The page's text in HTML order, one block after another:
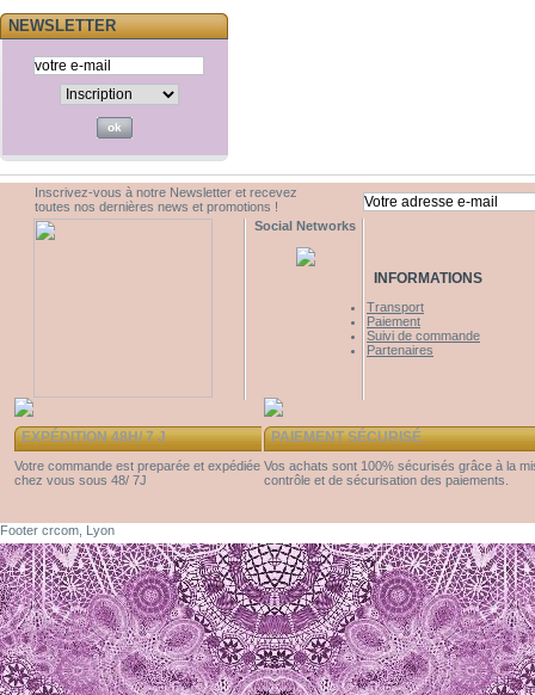
NEWSLETTER
Inscrivez-vous à notre Newsletter et recevez
toutes nos dernières news et promotions !
Social Networks
INFORMATIONS
Transport
Paiement
Suivi de commande
Partenaires
EXPÉDITION 48H/ 7 J
Votre commande est preparée et expédiée
chez vous sous 48/ 7J
PAIEMENT SÉCURISÉ
Vos achats sont 100% sécurisés grâce à la
contrôle et de sécurisation des paiements.
Footer crcom, Lyon